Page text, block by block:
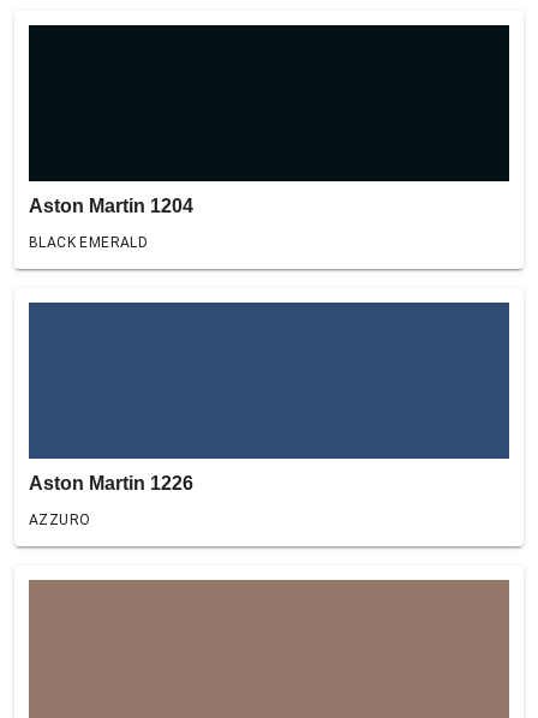
Aston Martin 1204
BLACK EMERALD
Aston Martin 1226
AZZURO